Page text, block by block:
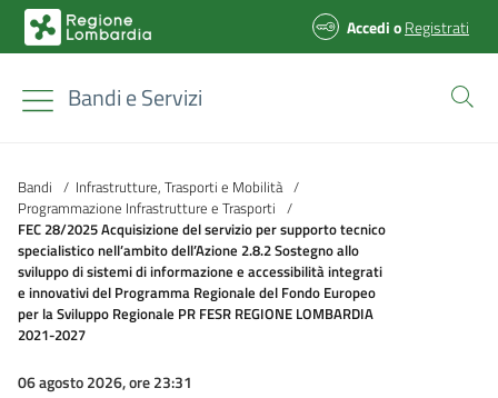
AccedioRegistrati
Bandi e Servizi
Bandi / Infrastrutture, Trasporti e Mobilità /
Programmazione Infrastrutture e Trasporti /
FEC 28/2025 Acquisizione del servizio per supporto tecnico
specialistico nell’ambito dell’Azione 2.8.2 Sostegno allo
sviluppo di sistemi di informazione e accessibilità integrati
e innovativi del Programma Regionale del Fondo Europeo
per la Sviluppo Regionale PR FESR REGIONE LOMBARDIA
2021-2027
06 agosto 2026, ore 23:31